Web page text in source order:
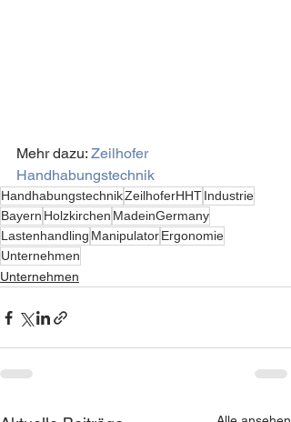
Mehr dazu: Zeilhofer
Handhabungstechnik
HandhabungstechnikZeilhoferHHTIndustrie
Bayern Holzkirchen MadeinGermany
Lastenhandling ManipulatorErgonomie
Unternehmen
Unternehmen